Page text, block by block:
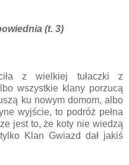
(t. 3)
z wielkiej tułaczki z
wszystkie klany porzucą
ku nowym domom, albo
wyjście, to podróż pełna
jest to, że koty nie wiedzą
Klan Gwiazd dał jakiś